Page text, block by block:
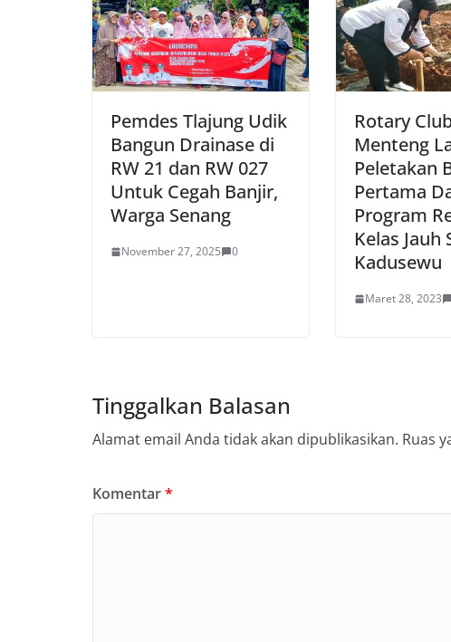
Pemdes Tlajung Udik
Bangun Drainase di
RW 21 dan RW 027
Untuk Cegah Banjir,
Warga Senang
November 27, 2025 0
Rotary
Menteng
Peletakan
Pertama
Program
Kelas Jauh
Kadusewu
Maret 28, 2023
Tinggalkan Balasan
Alamat email Anda tidak akan dipublikasikan. Ruas
Komentar*